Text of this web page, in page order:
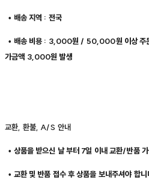
• 배송 지역 : 전국
• 배송 비용 : 3,000원 / 50,000원 이상 주
가금액 3,000원 발생
교환, 환불, A/S 안내
• 상품을 받으신 날 부터 7일 이내 교환/반품
• 교환 및 반품 접수 후 상품을 보내주셔야 합